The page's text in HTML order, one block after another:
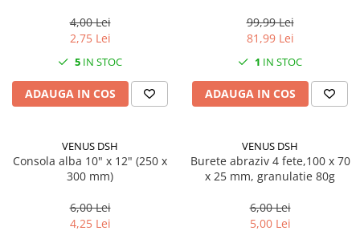
4,00 Lei
2,75 Lei
5 IN STOC
ADAUGA IN COS
99,99 Lei
81,99 Lei
1 IN STOC
ADAUGA IN COS
VENUS DSH
Consola alba 10" x 12" (250 x
300 mm)
6,00 Lei
4,25 Lei
VENUS DSH
Burete abraziv 4 fete,100 x 70
x 25 mm, granulatie 80g
6,00 Lei
5,00 Lei